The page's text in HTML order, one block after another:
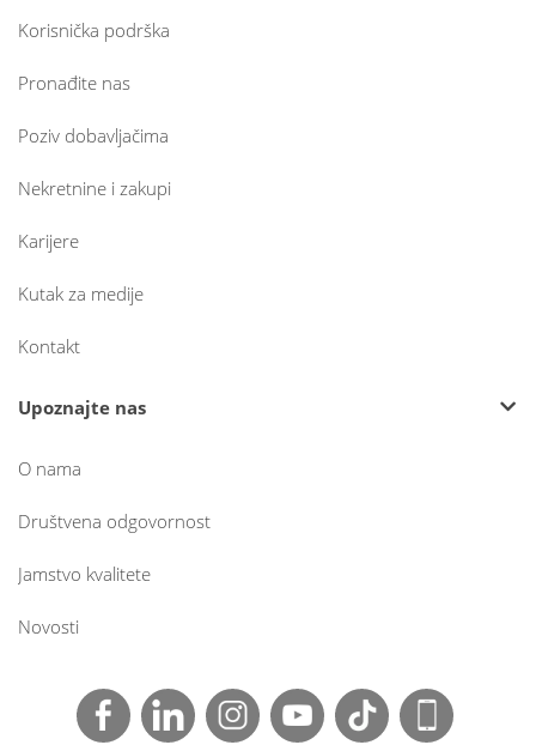
Korisnička podrška
Pronađite nas
Poziv dobavljačima
Nekretnine i zakupi
Karijere
Kutak za medije
Kontakt
Upoznajte nas
O nama
Društvena odgovornost
Jamstvo kvalitete
Novosti